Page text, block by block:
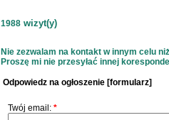
1988 wizyt(y)
Nie zezwalam na kontakt w innym celu
Proszę mi nie przesyłać innej
Odpowiedz na ogłoszenie [formularz]
Twój email: *